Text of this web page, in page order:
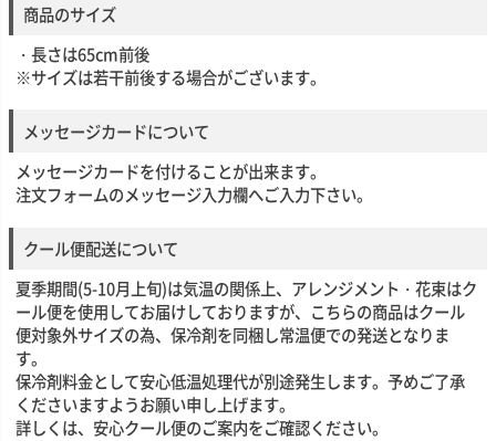
商品のサイズ
・長さは65cm前後
※サイズは若干前後する場合がございます。
メッセージカードについて
メッセージカードを付けることが出来ます。
注文フォームのメッセージ入力欄へご入力下さい。
クール便配送について
夏季期間(5-10月上旬)は気温の関係上、アレンジメント・花束はク
ール便を使用してお届けしておりますが、こちらの商品はクール
便対象外サイズの為、保冷剤を同梱し常温便での発送となりま
す。
保冷剤料金として安心低温処理代が別途発生します。予めご了承
くださいますようお願い申し上げます。
詳しくは、安心クール便のご案内をご確認ください。